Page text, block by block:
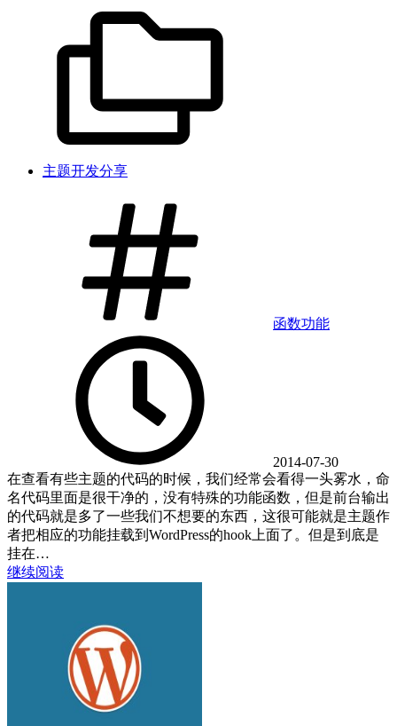
主题开发分享
函数功能
2014-07-30
在查看有些主题的代码的时候，我们经常会看得一头雾水，命
名代码里面是很干净的，没有特殊的功能函数，但是前台输出
的代码就是多了一些我们不想要的东西，这很可能就是主题作
者把相应的功能挂载到WordPress的hook上面了。但是到底是
挂在…
继续阅读